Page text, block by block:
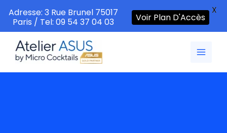
contenu
Adresse: 3 Rue Brunel 75017
Paris / Tel: 09 54 37 04 03
Voir Plan D'Accès
X